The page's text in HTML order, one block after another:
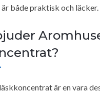
både praktisk och läcker.
är en vara